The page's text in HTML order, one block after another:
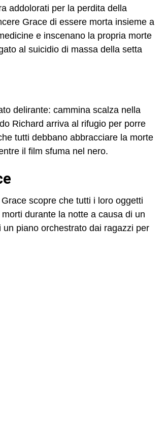
addolorati per la perdita della
Grace di essere morta insieme a
e inscenano la propria morte
al suicidio di massa della setta
delirante: cammina scalza nella
Richard arriva al rifugio per porre
tutti debbano abbracciare la morte
il film sfuma nel nero.
scopre che tutti i loro oggetti
durante la notte a causa di un
piano orchestrato dai ragazzi per